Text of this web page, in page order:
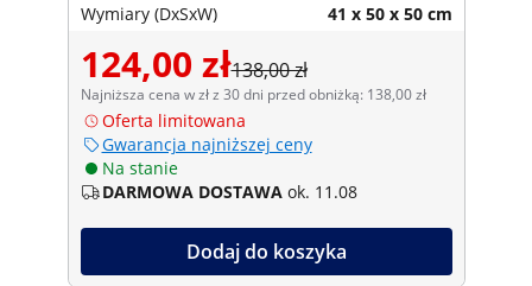
Wymiary (DxSxW) 41 x 50 x 50 cm
124,00 zł138,00 zł
Najniższa cena w zł z 30 dni przed obniżką: 138,00 zł
Oferta limitowana
Gwarancja najniższej ceny
Na stanie
DARMOWA DOSTAWA ok. 11.08
Dodaj do koszyka